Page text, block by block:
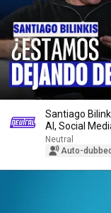
Santiago
AI, Social
Neutral
Auto-dubbed